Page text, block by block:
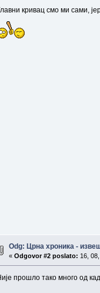
кривац смо ми сами,
Odg: Црна хроника -
« Odgovor #2 poslato: 16,
прошло тако много од